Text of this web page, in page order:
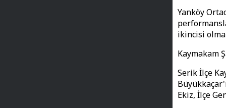
Yanköy
ikincisi olma
Kaymakam
Serik İlçe
Ekiz, İlçe